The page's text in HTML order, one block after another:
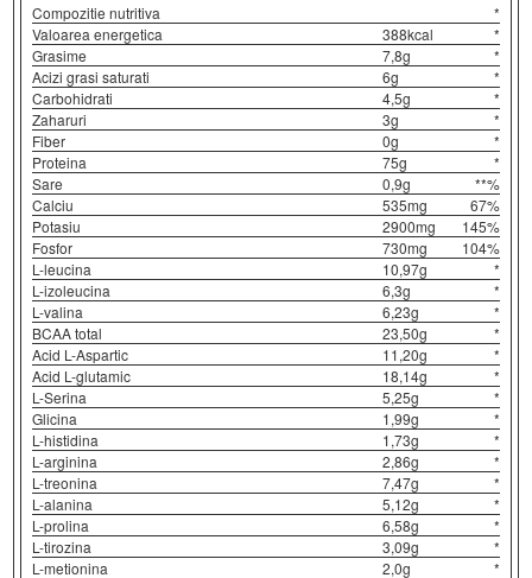
Compozitie nutritiva
*
Valoarea energetica
388kcal
*
Grasime
7,8g
*
Acizi grasi saturati
6g
*
Carbohidrati
4,5g
*
Zaharuri
3g
*
Fiber
0g
*
Proteina
75g
*
Sare
0,9g
**%
Calciu
535mg
67%
Potasiu
2900mg
145%
Fosfor
730mg
104%
L-leucina
10,97g
*
L-izoleucina
6,3g
*
L-valina
6,23g
*
BCAA total
23,50g
*
Acid L-Aspartic
11,20g
*
Acid L-glutamic
18,14g
*
L-Serina
5,25g
*
Glicina
1,99g
*
L-histidina
1,73g
*
L-arginina
2,86g
*
L-treonina
7,47g
*
L-alanina
5,12g
*
L-prolina
6,58g
*
L-tirozina
3,09g
*
L-metionina
2,0g
*